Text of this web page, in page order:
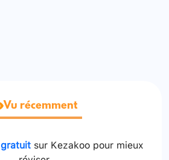
Vu récemment
gratuitsur Kezakoo pour mieux